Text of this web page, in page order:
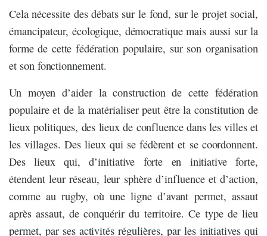
Cela nécessite des débats sur le fond, sur le projet social,
émancipateur, écologique, démocratique mais aussi sur la
forme de cette fédération populaire, sur son organisation
et son fonctionnement.
Un moyen d’aider la construction de cette fédération
populaire et de la matérialiser peut être la constitution de
lieux politiques, des lieux de confluence dans les villes et
les villages. Des lieux qui se fédèrent et se coordonnent.
Des lieux qui, d’initiative forte en initiative forte,
étendent leur réseau, leur sphère d’influence et d’action,
comme au rugby, où une ligne d’avant permet, assaut
après assaut, de conquérir du territoire. Ce type de lieu
permet, par ses activités régulières, par les initiatives qui